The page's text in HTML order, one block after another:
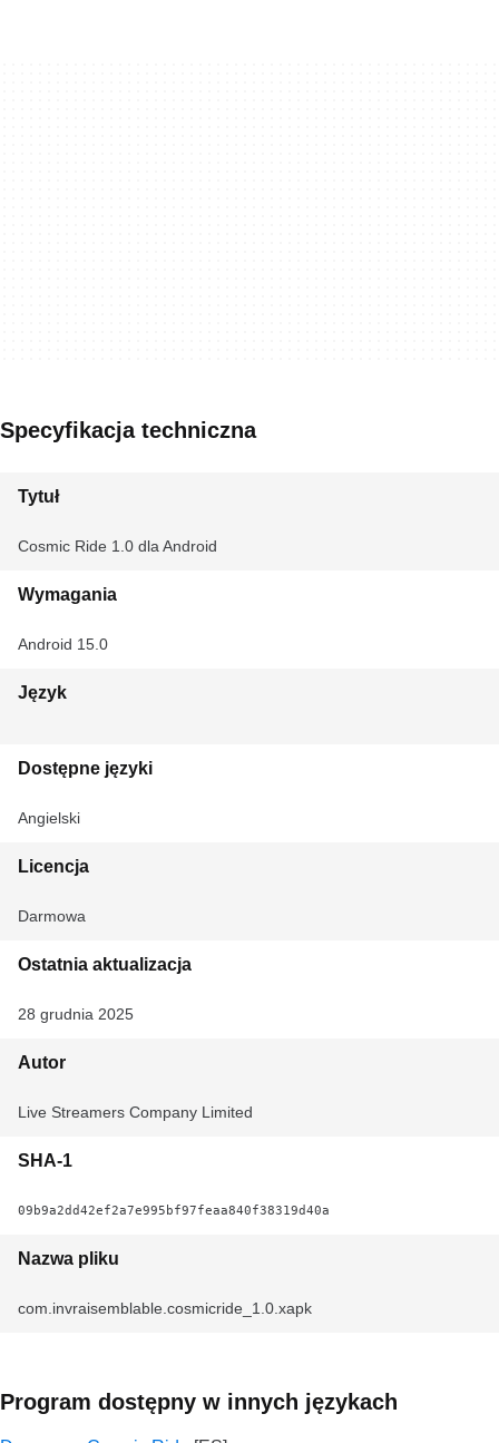
Specyfikacja techniczna
Tytuł
Cosmic Ride 1.0 dla Android
Wymagania
Android 15.0
Język
Dostępne języki
Angielski
Licencja
Darmowa
Ostatnia aktualizacja
28 grudnia 2025
Autor
Live Streamers Company Limited
SHA-1
09b9a2dd42ef2a7e995bf97feaa840f38319d40a
Nazwa pliku
com.invraisemblable.cosmicride_1.0.xapk
Program dostępny w innych językach